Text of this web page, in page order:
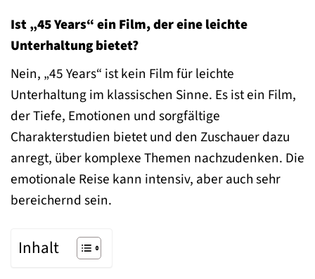
Ist „45 Years“ ein Film, der eine leichte
Unterhaltung bietet?
Nein, „45 Years“ ist kein Film für leichte
Unterhaltung im klassischen Sinne. Es ist ein Film,
der Tiefe, Emotionen und sorgfältige
Charakterstudien bietet und den Zuschauer dazu
anregt, über komplexe Themen nachzudenken. Die
emotionale Reise kann intensiv, aber auch sehr
bereichernd sein.
Inhalt